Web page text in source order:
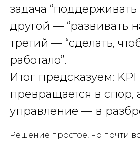
задача “поддерживать
другой — “развивать
третий — “сделать,
работало”.
Итог предсказуем: KPI
превращается в спор,
управление — в
Решение простое, но почти